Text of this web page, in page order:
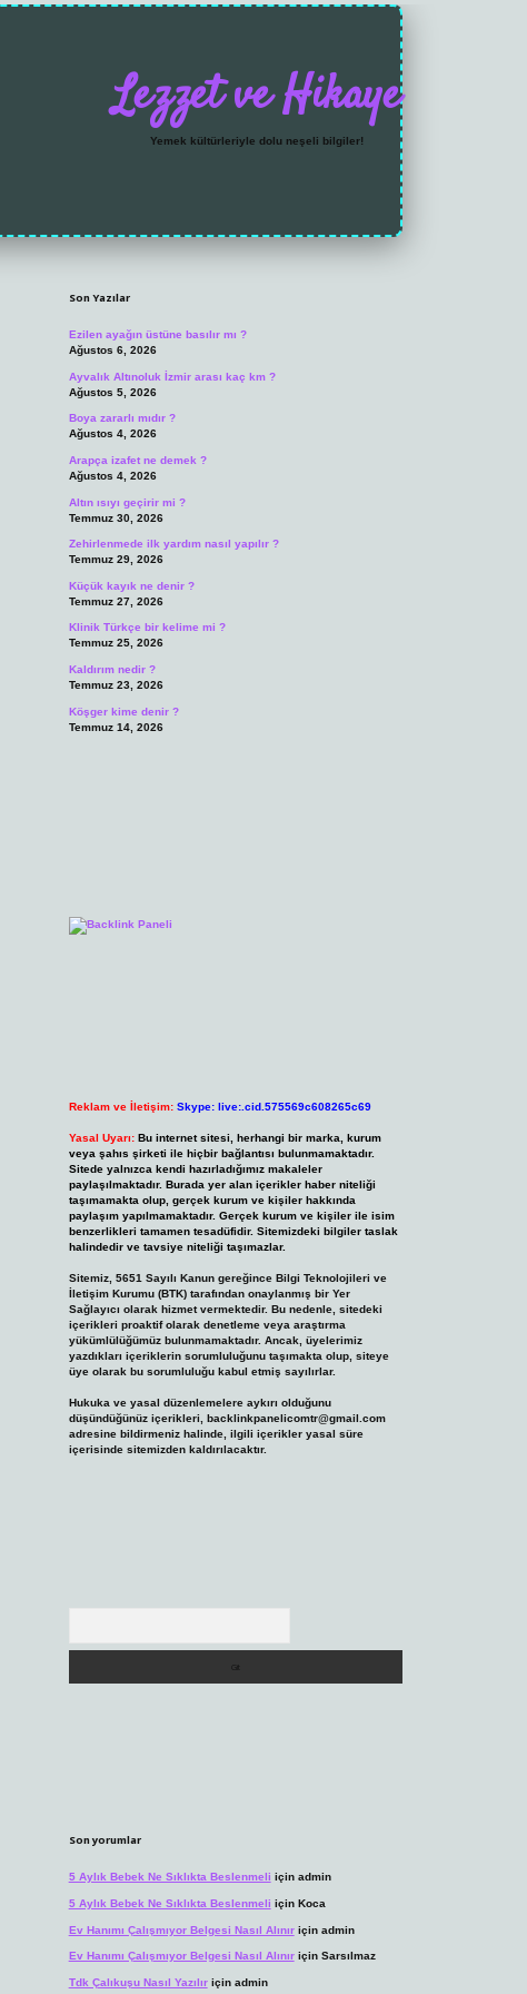
Lezzet ve Hikaye
Yemek kültürleriyle dolu neşeli bilgiler!
Sidebar
Son Yazılar
Ezilen ayağın üstüne basılır mı ?
Ağustos 6, 2026
Ayvalık Altınoluk İzmir arası kaç km ?
Ağustos 5, 2026
Boya zararlı mıdır ?
Ağustos 4, 2026
Arapça izafet ne demek ?
Ağustos 4, 2026
Altın ısıyı geçirir mi ?
Temmuz 30, 2026
Zehirlenmede ilk yardım nasıl yapılır ?
Temmuz 29, 2026
Küçük kayık ne denir ?
Temmuz 27, 2026
Klinik Türkçe bir kelime mi ?
Temmuz 25, 2026
Kaldırım nedir ?
Temmuz 23, 2026
Köşger kime denir ?
Temmuz 14, 2026
Reklam ve İletişim: Skype: live:.cid.575569c608265c69
Yasal Uyarı: Bu internet sitesi, herhangi bir marka, kurum
veya şahıs şirketi ile hiçbir bağlantısı bulunmamaktadır.
Sitede yalnızca kendi hazırladığımız makaleler
paylaşılmaktadır. Burada yer alan içerikler haber niteliği
taşımamakta olup, gerçek kurum ve kişiler hakkında
paylaşım yapılmamaktadır. Gerçek kurum ve kişiler ile isim
benzerlikleri tamamen tesadüfidir. Sitemizdeki bilgiler taslak
halindedir ve tavsiye niteliği taşımazlar.
Sitemiz, 5651 Sayılı Kanun gereğince Bilgi Teknolojileri ve
İletişim Kurumu (BTK) tarafından onaylanmış bir Yer
Sağlayıcı olarak hizmet vermektedir. Bu nedenle, sitedeki
içerikleri proaktif olarak denetleme veya araştırma
yükümlülüğümüz bulunmamaktadır. Ancak, üyelerimiz
yazdıkları içeriklerin sorumluluğunu taşımakta olup, siteye
üye olarak bu sorumluluğu kabul etmiş sayılırlar.
Hukuka ve yasal düzenlemelere aykırı olduğunu
düşündüğünüz içerikleri, backlinkpanelicomtr@gmail.com
adresine bildirmeniz halinde, ilgili içerikler yasal süre
içerisinde sitemizden kaldırılacaktır.
Son yorumlar
5 Aylık Bebek Ne Sıklıkta Beslenmeli için admin
5 Aylık Bebek Ne Sıklıkta Beslenmeli için Koca
Ev Hanımı Çalışmıyor Belgesi Nasıl Alınıriçin admin
Ev Hanımı Çalışmıyor Belgesi Nasıl Alınıriçin Sarsılmaz
Tdk Çalıkuşu Nasıl Yazılıriçin admin